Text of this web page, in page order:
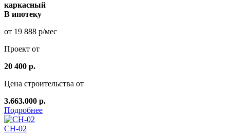
каркасный
В ипотеку
от 19 888 р/мес
Проект от
20 400 р.
Цена строительства от
3.663.000 р.
Подробнее
СН-02